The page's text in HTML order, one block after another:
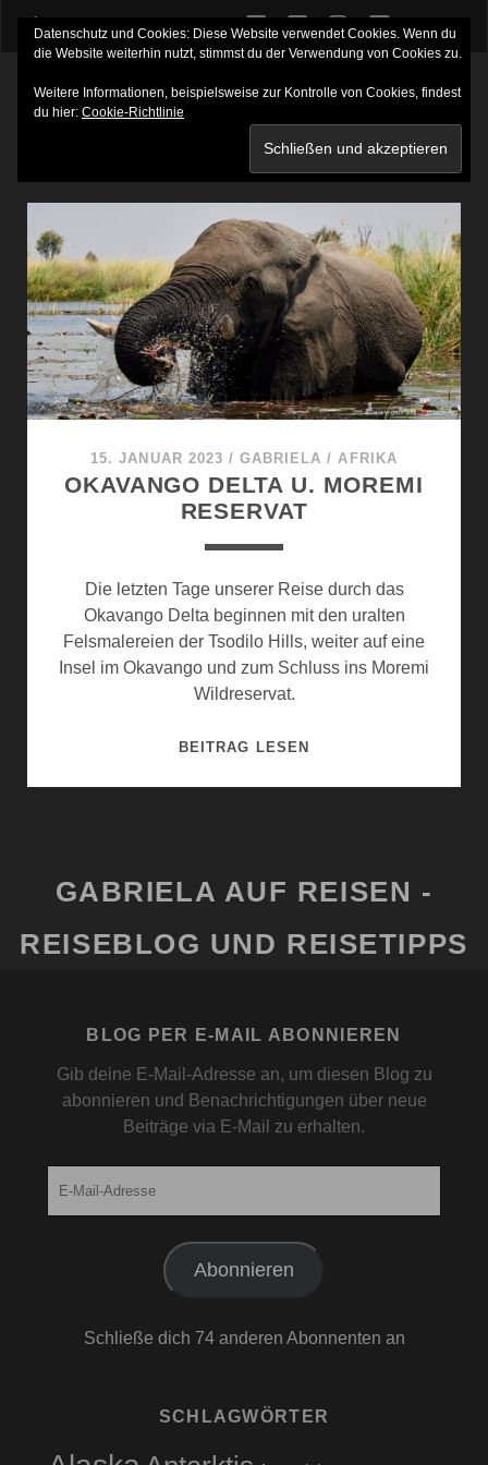
twitterfacebookinstagram
youtube
15. JANUAR 2023 /GABRIELA /AFRIKA
OKAVANGO DELTA U. MOREMI
RESERVAT
Die letzten Tage unserer Reise durch das
Okavango Delta beginnen mit den uralten
Felsmalereien der Tsodilo Hills, weiter auf eine
Insel im Okavango und zum Schluss ins Moremi
Wildreservat.
BEITRAG LESENOKAVANGO
GABRIELA AUF REISEN -
REISEBLOG UND REISETIPPS
BLOG PER E-MAIL ABONNIEREN
Gib deine E-Mail-Adresse an, um diesen Blog zu
abonnieren und Benachrichtigungen über neue
Beiträge via E-Mail zu erhalten.
Abonnieren
Schließe dich 74 anderen Abonnenten an
SCHLAGWÖRTER
Datenschutz und Cookies: Diese Website verwendet Cookies. Wenn du
die Website weiterhin nutzt, stimmst du der Verwendung von Cookies zu.
Weitere Informationen, beispielsweise zur Kontrolle von Cookies, findest
du hier: Cookie-Richtlinie